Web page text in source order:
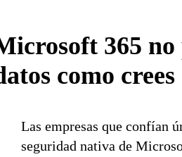
365 no
como crees
Las empresas que confían
seguridad nativa de